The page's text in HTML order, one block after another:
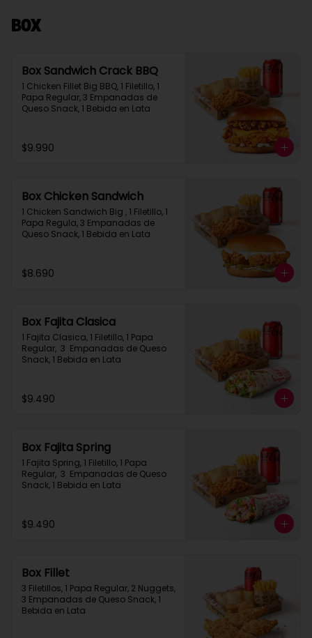
Box
Box Sandwich Crack BBQ
1 Chicken Fillet Big BBQ, 1 Filetillo, 1
Papa Regular, 3 Empanadas de
Queso Snack, 1 Bebida en Lata
$9.990
Box Chicken Sandwich
1 Chicken Sandwich Big , 1 Filetillo, 1
Papa Regula, 3 Empanadas de
Queso Snack, 1 Bebida en Lata
$8.690
Box Fajita Clasica
1 Fajita Clasica, 1 Filetillo, 1 Papa
Regular,  3  Empanadas de Queso
Snack, 1 Bebida en Lata
$9.490
Box Fajita Spring
1 Fajita Spring, 1 Filetillo, 1 Papa
Regular,  3  Empanadas de Queso
Snack, 1 Bebida en Lata
$9.490
Box Fillet
3 Filetillos, 1 Papa Regular, 2 Nuggets,
3 Empanadas de Queso Snack, 1
Bebida en Lata